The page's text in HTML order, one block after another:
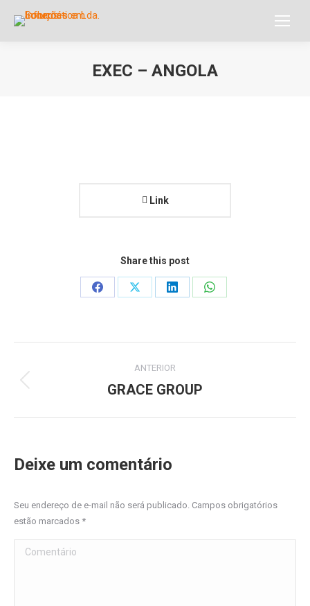
EXEC – ANGOLA
Link
Share this post
Share
Share
Share
Share
navigation
ANTERIOR
Previous
GRACE GROUP
Deixe um comentário
Seu endereço de e-mail não será publicado. Campos obrigatórios
estão marcados *
Comentário